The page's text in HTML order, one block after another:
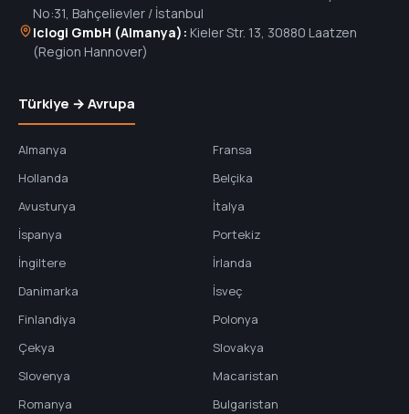
No:31, Bahçelievler / İstanbul
Iclogi GmbH (Almanya): Kieler Str. 13, 30880 Laatzen
(Region Hannover)
Türkiye → Avrupa
Almanya
Fransa
Hollanda
Belçika
Avusturya
İtalya
İspanya
Portekiz
İngiltere
İrlanda
Danimarka
İsveç
Finlandiya
Polonya
Çekya
Slovakya
Slovenya
Macaristan
Romanya
Bulgaristan